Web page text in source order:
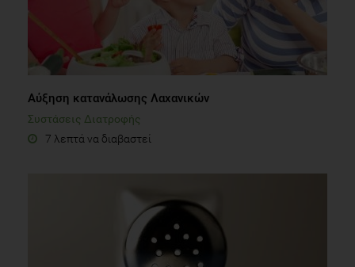
Αύξηση κατανάλωσης Λαχανικών
Συστάσεις Διατροφής
7 λεπτά να διαβαστεί